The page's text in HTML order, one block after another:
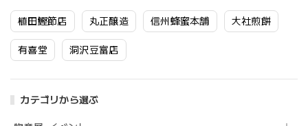
植田鰹節店 丸正醸造 信州蜂蜜本舗 大社煎餅
有喜堂 洞沢豆富店
カテゴリから選ぶ